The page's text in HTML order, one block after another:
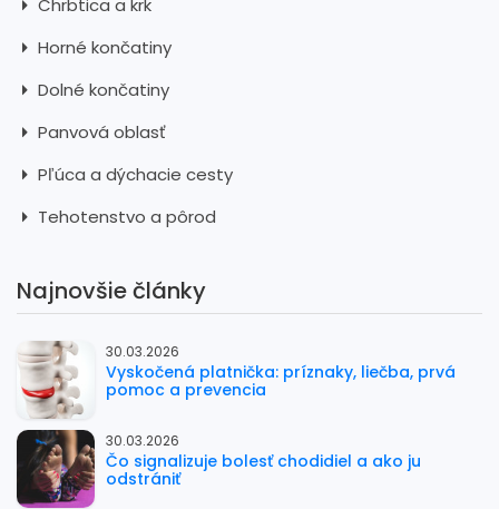
Chrbtica a krk
Horné končatiny
Dolné končatiny
Panvová oblasť
Pľúca a dýchacie cesty
Tehotenstvo a pôrod
Najnovšie články
30.03.2026
Vyskočená platnička: príznaky, liečba, prvá
pomoc a prevencia
30.03.2026
Čo signalizuje bolesť chodidiel a ako ju
odstrániť